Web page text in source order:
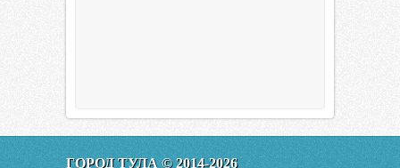
00:20:11
Эфир от 11.01.2016 (19.35) Тула
ГОРОД ТУЛА © 2014-2026